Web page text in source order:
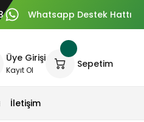
Whatsapp Destek Hattı
Üye Girişi
Kayıt Ol
Sepetim
İletişim